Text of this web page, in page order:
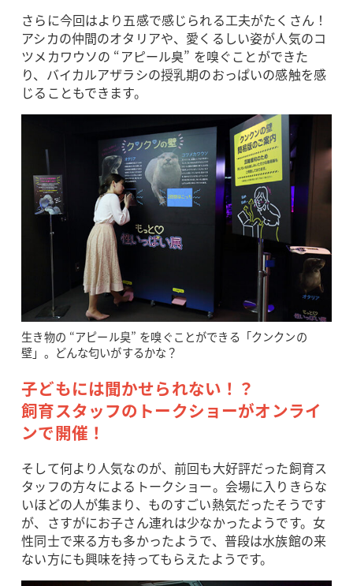
さらに今回はより五感で感じられる工夫がたくさん！
アシカの仲間のオタリアや、愛くるしい姿が人気のコ
ツメカワウソの “アピール臭” を嗅ぐことができた
り、バイカルアザラシの授乳期のおっぱいの感触を感
じることもできます。
生き物の “アピール臭” を嗅ぐことができる「クンクンの
壁」。どんな匂いがするかな？
子どもには聞かせられない！？
飼育スタッフのトークショーがオンライ
ンで開催！
そして何より人気なのが、前回も大好評だった飼育ス
タッフの方々によるトークショー。会場に入りきらな
いほどの人が集まり、ものすごい熱気だったそうです
が、さすがにお子さん連れは少なかったようです。女
性同士で来る方も多かったようで、普段は水族館の来
ない方にも興味を持ってもらえたようです。